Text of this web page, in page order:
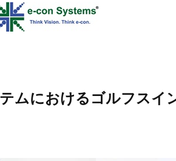
ムにおけるゴルフスイ